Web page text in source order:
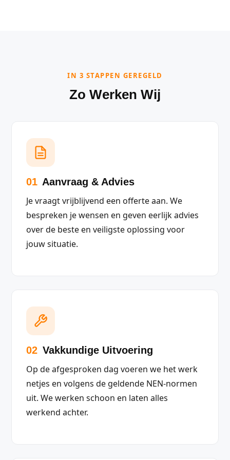
IN 3 STAPPEN GEREGELD
Zo Werken Wij
01 Aanvraag & Advies
Je vraagt vrijblijvend een offerte aan. We
bespreken je wensen en geven eerlijk advies
over de beste en veiligste oplossing voor
jouw situatie.
02 Vakkundige Uitvoering
Op de afgesproken dag voeren we het werk
netjes en volgens de geldende NEN-normen
uit. We werken schoon en laten alles
werkend achter.